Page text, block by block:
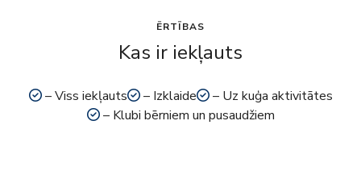
ĒRTĪBAS
Kas ir iekļauts
– Viss iekļauts – Izklaide
– Uz kuģa aktivitātes
– Klubi bērniem un pusaudžiem